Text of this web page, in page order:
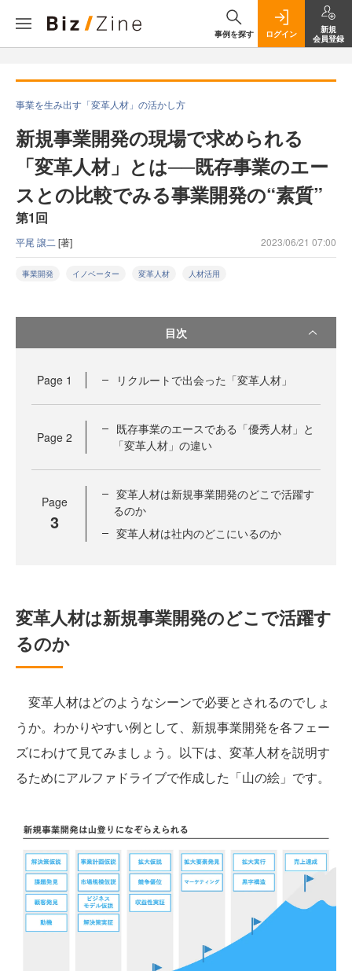
事例を探す ログイン
新規
会員登録
事業を生み出す「変革人材」の活かし方
新規事業開発の現場で求められる
「変革人材」とは──既存事業のエー
スとの比較でみる事業開発の“素質”
第1回
平尾 譲⼆ [著] 2023/06/21 07:00
事業開発 イノベーター 変革人材 人材活用
目次
Page 1 リクルートで出会った「変革人材」
Page 2
既存事業のエースである「優秀人材」と
「変革人材」の違い
Page
3
変革人材は新規事業開発のどこで活躍す
るのか
変革人材は社内のどこにいるのか
変革人材は新規事業開発のどこで活躍す
るのか
変革人材はどのようなシーンで必要とされるのでしょ
うか。わかりやすい例として、新規事業開発を各フェー
ズにわけて見てみましょう。以下は、変革人材を説明す
るためにアルファドライブで作成した「山の絵」です。